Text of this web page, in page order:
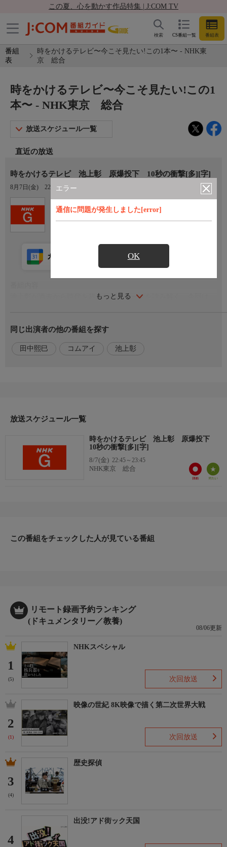
この夏、心を動かす作品特集 | J:COM TV
CS番組一覧 番組表
検索
番組
表
時をかけるテレビ〜今こそ見たい!この1本〜 - NHK東
京 総合
エラー
通信に問題が発生しました[error]
OK
時をかけるテレビ〜今こそ見たい!この1
本〜 - NHK東京 総合
放送スケジュール一覧
直近の放送
時をかけるテレビ 池上彰 原爆投下 10秒の衝撃[多][字]
8月7日(金) 22:45〜23:45
NHK東京 総合
もっと見る
カレンダー登録 アプリ視聴
池上彰が過去から時代を超えたメッセージを読み解く。今回は
ずか10秒であった。10秒の間に一体何が起きていたのか？原爆の
恐るべき破壊力の実態に日米の科学者が迫った。ゲストは被団
協・田中熙巳さんと、ミュージシャンで被爆三世のコムアイさ
同じ出演者の他の番組を探す
田中熙巳 コムアイ 池上彰
放送スケジュール一覧
時をかけるテレビ 池上彰 原爆投下
10秒の衝撃[多][字]
8/7(金) 22:45～23:45
NHK東京 総合
この番組をチェックした人が見ている番組
リモート録画予約ランキング
(ドキュメンタリー／教養)
08/06更新
1
(5)
NHKスペシャル
次回放送
2
(1)
映像の世紀 8K映像で描く第二次世界大戦
次回放送
3
(4)
歴史探偵
4
出没!アド街ック天国